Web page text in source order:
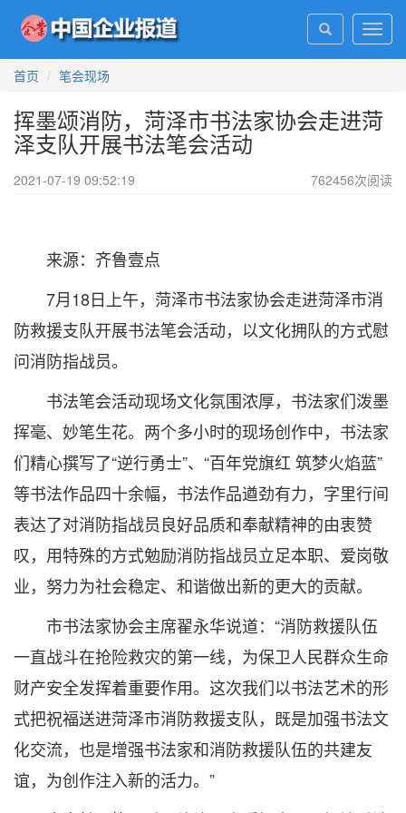
首页
笔会现场
挥墨颂消防，菏泽市书法家协会走进菏
泽支队开展书法笔会活动
2021-07-19 09:52:19 762456次阅读
来源：齐鲁壹点
7月18日上午，菏泽市书法家协会走进菏泽市消
防救援支队开展书法笔会活动，以文化拥队的方式慰
问消防指战员。
书法笔会活动现场文化氛围浓厚，书法家们泼墨
挥毫、妙笔生花。两个多小时的现场创作中，书法家
们精心撰写了“逆行勇士”、“百年党旗红 筑梦火焰蓝”
等书法作品四十余幅，书法作品遒劲有力，字里行间
表达了对消防指战员良好品质和奉献精神的由衷赞
叹，用特殊的方式勉励消防指战员立足本职、爱岗敬
业，努力为社会稳定、和谐做出新的更大的贡献。
市书法家协会主席翟永华说道：“消防救援队伍
一直战斗在抢险救灾的第一线，为保卫人民群众生命
财产安全发挥着重要作用。这次我们以书法艺术的形
式把祝福送进菏泽市消防救援支队，既是加强书法文
化交流，也是增强书法家和消防救援队伍的共建友
谊，为创作注入新的活力。”